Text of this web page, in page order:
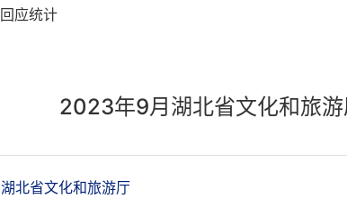
回应统计
2023年9月湖北省文化和旅
湖北省文化和旅游厅